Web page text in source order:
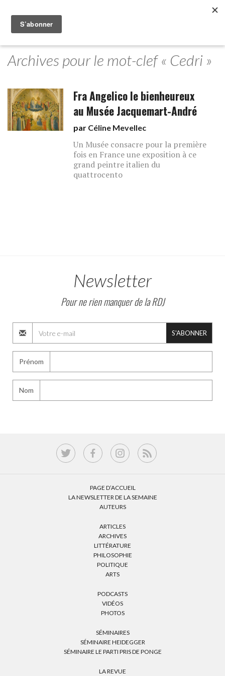
Archives pour le mot-clef « Cedri »
Fra Angelico le bienheureux
au Musée Jacquemart-André
par Céline Mevellec
Un Musée consacre pour la première
fois en France une exposition à ce
grand peintre italien du
quattrocento
Newsletter
Pour ne rien manquer de la RDJ
S'ABONNER
Prénom
Nom
PAGE D’ACCUEIL
LA NEWSLETTER DE LA SEMAINE
AUTEURS
ARTICLES
ARCHIVES
LITTÉRATURE
PHILOSOPHIE
POLITIQUE
ARTS
PODCASTS
VIDÉOS
PHOTOS
SÉMINAIRES
SÉMINAIRE HEIDEGGER
SÉMINAIRE LE PARTI PRIS DE PONGE
LA REVUE